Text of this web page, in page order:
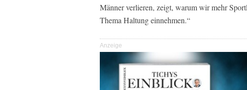
Männer verlieren, zeigt, warum wir mehr
Thema Haltung einnehmen.“
Anzeige